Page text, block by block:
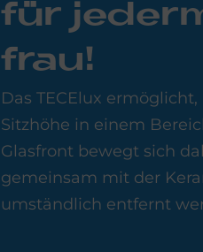
für
frau!
Das TECElux
Sitzhöhe in einem
Glasfront bewegt sich
gemeinsam mit der
umständlich entfernt